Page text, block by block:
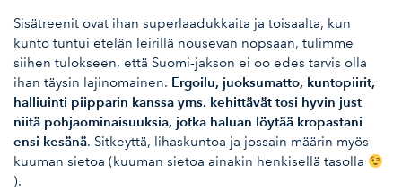
Sisätreenit ovat ihan superlaadukkaita ja toisaalta, kun
kunto tuntui etelän leirillä nousevan nopsaan, tulimme
siihen tulokseen, että Suomi-jakson ei oo edes tarvis olla
ihan täysin lajinomainen. Ergoilu, juoksumatto, kuntopiirit,
halliuinti piipparin kanssa yms. kehittävät tosi hyvin just
niitä pohjaominaisuuksia, jotka haluan löytää kropastani
ensi kesänä. Sitkeyttä, lihaskuntoa ja jossain määrin myös
kuuman sietoa (kuuman sietoa ainakin henkisellä tasolla
).